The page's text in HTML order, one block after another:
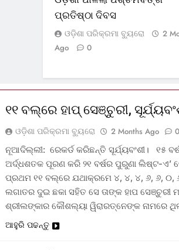
ପ୍ରତିଷ୍ଠା ଦିବସ
ଓଡ଼ିଶା ପରିକ୍ରମା ବ୍ୟୁରୋ
2
Ago
0
୧୧ ବଲ୍‌ରେ ହାପ୍ ସେଞ୍ଚୁରୀ,
ଓଡ଼ିଶା ପରିକ୍ରମା ବ୍ୟୁରୋ 2 Months Ago 0
ନୂଆଦିଲ୍ଲୀ: ରେକର୍ଡ କରିଛନ୍ତି ସୂର୍ଯ୍ୟବଂଶୀ। ୧୫
ଅର୍ଦ୍ଧଶତକ ପୂରଣ କରି ୨୧ ବର୍ଷର ପୁରୁଣା ଲିଷ୍ଟ-ଏ’
ପ୍ରଥମ ୧୧ ବଲ୍‌ରେ ଯଥାକ୍ରମେ ୪, ୪, ୪, ୬, ୬, ୦,
ଲଗାତର ଦୁଇ ଛକା ସହିତ ସେ ତାଙ୍କ ହାପ ସେଞ୍ଚୁରୀ
ଶ୍ରୀଲଙ୍କାର କୌଶଲ୍ୟା ୱିରାରତ୍ନେଙ୍କ ନାମରେ
ଆହୁରି ପଢନ୍ତୁ